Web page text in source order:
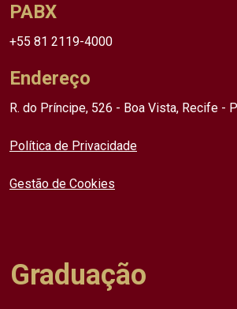
PABX
+55 81 2119-4000
Endereço
R. do Príncipe, 526 - Boa Vista, Recife -
Política de Privacidade
Gestão de Cookies
Graduação